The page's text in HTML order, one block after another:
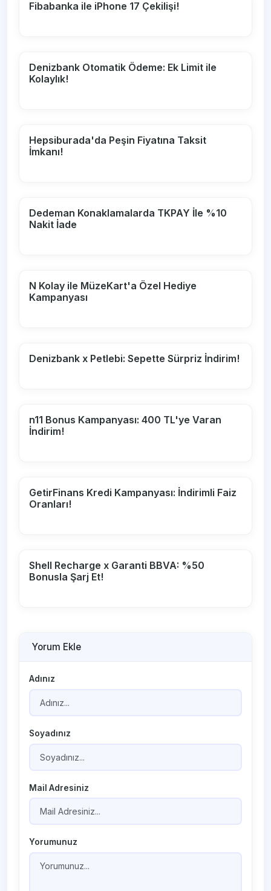
Fibabanka ile iPhone 17 Çekilişi!
Denizbank Otomatik Ödeme: Ek Limit ile
Kolaylık!
Hepsiburada'da Peşin Fiyatına Taksit
İmkanı!
Dedeman Konaklamalarda TKPAY İle %10
Nakit İade
N Kolay ile MüzeKart'a Özel Hediye
Kampanyası
Denizbank x Petlebi: Sepette Sürpriz İndirim!
n11 Bonus Kampanyası: 400 TL'ye Varan
İndirim!
GetirFinans Kredi Kampanyası: İndirimli Faiz
Oranları!
Shell Recharge x Garanti BBVA: %50
Bonusla Şarj Et!
Yorum Ekle
Adınız
Soyadınız
Mail Adresiniz
Yorumunuz